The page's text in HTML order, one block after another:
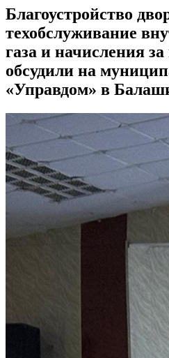
Благоустройство
техобслуживание
газа и начисления
обсудили на
«Управдом» в